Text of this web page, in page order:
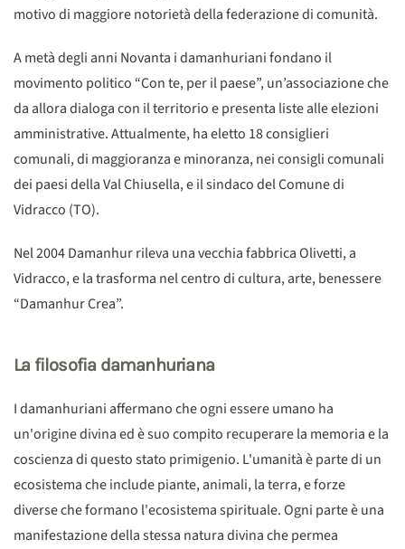
motivo di maggiore notorietà della federazione di comunità.
A metà degli anni Novanta i damanhuriani fondano il
movimento politico “Con te, per il paese”, un’associazione che
da allora dialoga con il territorio e presenta liste alle elezioni
amministrative. Attualmente, ha eletto 18 consiglieri
comunali, di maggioranza e minoranza, nei consigli comunali
dei paesi della Val Chiusella, e il sindaco del Comune di
Vidracco (TO).
Nel 2004 Damanhur rileva una vecchia fabbrica Olivetti, a
Vidracco, e la trasforma nel centro di cultura, arte, benessere
“Damanhur Crea”.
La filosofia damanhuriana
I damanhuriani affermano che ogni essere umano ha
un'origine divina ed è suo compito recuperare la memoria e la
coscienza di questo stato primigenio. L'umanità è parte di un
ecosistema che include piante, animali, la terra, e forze
diverse che formano l'ecosistema spirituale. Ogni parte è una
manifestazione della stessa natura divina che permea